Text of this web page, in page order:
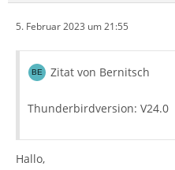
5. Februar 2023 um 21:55
Zitat von Bernitsch
Thunderbirdversion: V24.0
Hallo,